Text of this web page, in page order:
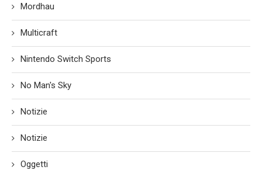
Mordhau
Multicraft
Nintendo Switch Sports
No Man's Sky
Notizie
Notizie
Oggetti